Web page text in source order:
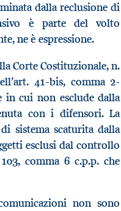
dalla reclusione di
è parte del volto
ne è espressione.
Corte Costituzionale, n.
41-bis, comma 2-
in cui non esclude dalla
con i difensori. La
sistema scaturita dalla
esclusi dal controllo
comma 6 c.p.p. che
non sono